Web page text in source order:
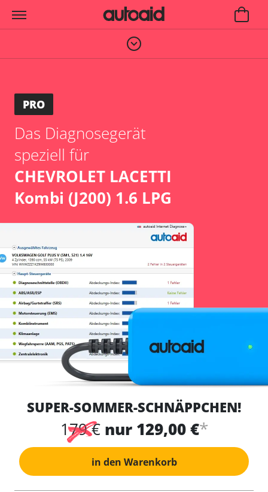
PRO
Das Diagnosegerät
speziell für
CHEVROLET LACETTI
Kombi (J200) 1.6 LPG
SUPER-SOMMER-SCHNÄPPCHEN!
179 € nur 129,00 €*
in den Warenkorb